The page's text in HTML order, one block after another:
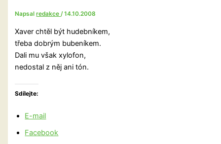
Napsalredakce/14.10.2008
Xaver chtěl být hudebníkem,
třeba dobrým bubeníkem.
Dali mu však xylofon,
nedostal z něj ani tón.
Sdílejte:
E-mail
Facebook